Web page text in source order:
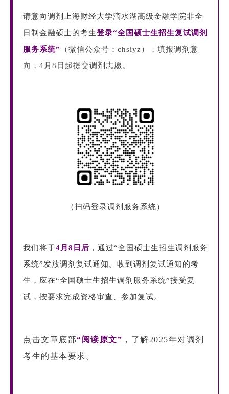
请意向调剂上海财经大学滴水湖高级金融学院非全
日制金融硕士的考生登录“全国硕士生招生复试调剂
服务系统”
（微信公众号：chsiyz），填报调剂意
向，4月8日起提交调剂志愿。
（扫码登录调剂服务系统）
我们将于4月8日后 ，通过“全国硕士生招生调剂服务
系统”发放调剂复试通知。收到调剂复试通知的考
生，应在“全国硕士生招生调剂服务系统”接受复
试，按要求完成资格审查、参加复试。
点击文章底部“阅读原文” ，了解2025年对调剂
考生的基本要求。